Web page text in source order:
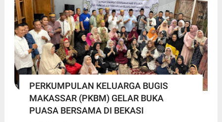
PERKUMPULAN KELUARGA BUGIS
MAKASSAR (PKBM) GELAR BUKA
PUASA BERSAMA DI BEKASI